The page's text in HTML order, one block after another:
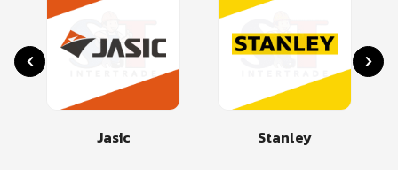
Jasic Stanley